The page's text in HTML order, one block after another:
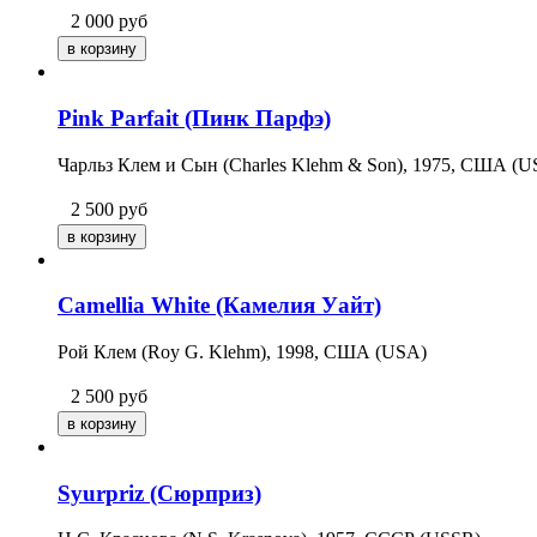
2 000 руб
Pink Parfait (Пинк Парфэ)
Чарльз Клем и Сын (Charles Klehm & Son), 1975, США
2 500 руб
Camellia White (Камелия Уайт)
Рой Клем (Roy G. Klehm), 1998, США (USA)
2 500 руб
Syurpriz (Сюрприз)